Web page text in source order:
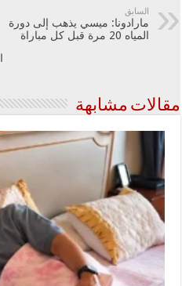
السابق
مارادونا: ميسي يذهب إلى دورة
المياه 20 مرة قبل كل مباراة
مقالات مشابهة